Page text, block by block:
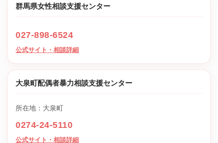
群馬県女性相談支援センター
027-898-6524
公式サイト・相談詳細
大泉町配偶者暴力相談支援センター
所在地：大泉町
0274-24-5110
公式サイト・相談詳細